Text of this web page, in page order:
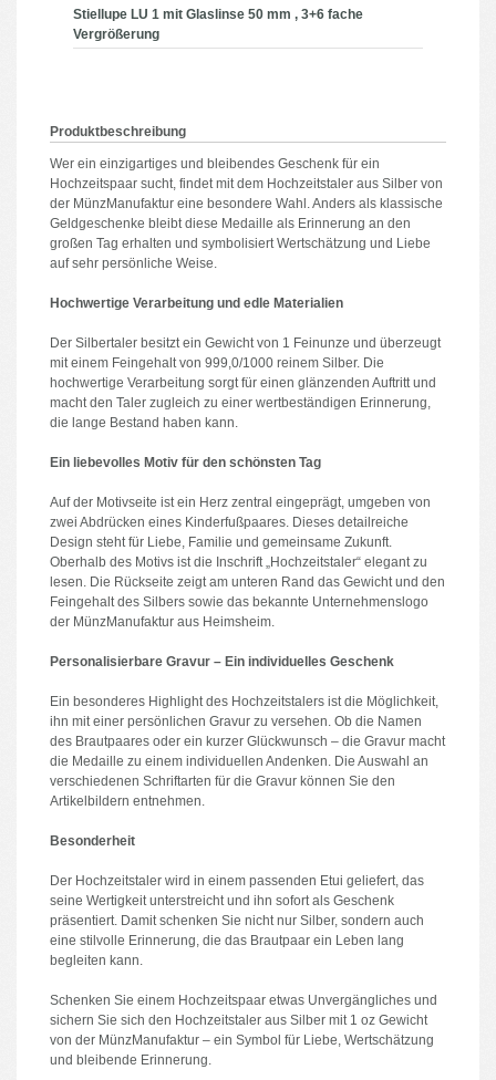
Stiellupe LU 1 mit Glaslinse 50 mm , 3+6 fache
Vergrößerung
Produktbeschreibung
Wer ein einzigartiges und bleibendes Geschenk für ein
Hochzeitspaar sucht, findet mit dem Hochzeitstaler aus Silber von
der MünzManufaktur eine besondere Wahl. Anders als klassische
Geldgeschenke bleibt diese Medaille als Erinnerung an den
großen Tag erhalten und symbolisiert Wertschätzung und Liebe
auf sehr persönliche Weise.
Hochwertige Verarbeitung und edle Materialien
Der Silbertaler besitzt ein Gewicht von 1 Feinunze und überzeugt
mit einem Feingehalt von 999,0/1000 reinem Silber. Die
hochwertige Verarbeitung sorgt für einen glänzenden Auftritt und
macht den Taler zugleich zu einer wertbeständigen Erinnerung,
die lange Bestand haben kann.
Ein liebevolles Motiv für den schönsten Tag
Auf der Motivseite ist ein Herz zentral eingeprägt, umgeben von
zwei Abdrücken eines Kinderfußpaares. Dieses detailreiche
Design steht für Liebe, Familie und gemeinsame Zukunft.
Oberhalb des Motivs ist die Inschrift „Hochzeitstaler“ elegant zu
lesen. Die Rückseite zeigt am unteren Rand das Gewicht und den
Feingehalt des Silbers sowie das bekannte Unternehmenslogo
der MünzManufaktur aus Heimsheim.
Personalisierbare Gravur – Ein individuelles Geschenk
Ein besonderes Highlight des Hochzeitstalers ist die Möglichkeit,
ihn mit einer persönlichen Gravur zu versehen. Ob die Namen
des Brautpaares oder ein kurzer Glückwunsch – die Gravur macht
die Medaille zu einem individuellen Andenken. Die Auswahl an
verschiedenen Schriftarten für die Gravur können Sie den
Artikelbildern entnehmen.
Besonderheit
Der Hochzeitstaler wird in einem passenden Etui geliefert, das
seine Wertigkeit unterstreicht und ihn sofort als Geschenk
präsentiert. Damit schenken Sie nicht nur Silber, sondern auch
eine stilvolle Erinnerung, die das Brautpaar ein Leben lang
begleiten kann.
Schenken Sie einem Hochzeitspaar etwas Unvergängliches und
sichern Sie sich den Hochzeitstaler aus Silber mit 1 oz Gewicht
von der MünzManufaktur – ein Symbol für Liebe, Wertschätzung
und bleibende Erinnerung.